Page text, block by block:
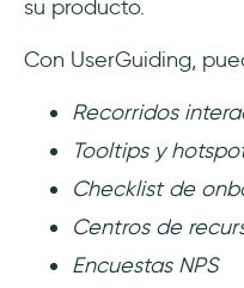
su producto.
Con UserGuiding,
Recorridos
Tooltips y
Checklist de
Centros de
Encuestas NPS